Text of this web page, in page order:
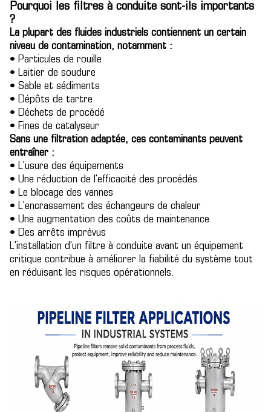
Pourquoi les filtres à conduite sont-ils importants
?
La plupart des fluides industriels contiennent un certain
niveau de contamination, notamment :
• Particules de rouille
• Laitier de soudure
• Sable et sédiments
• Dépôts de tartre
• Déchets de procédé
• Fines de catalyseur
Sans une filtration adaptée, ces contaminants peuvent
entraîner :
• L'usure des équipements
• Une réduction de l'efficacité des procédés
• Le blocage des vannes
• L'encrassement des échangeurs de chaleur
• Une augmentation des coûts de maintenance
• Des arrêts imprévus
L'installation d'un filtre à conduite avant un équipement
critique contribue à améliorer la fiabilité du système tout
en réduisant les risques opérationnels.